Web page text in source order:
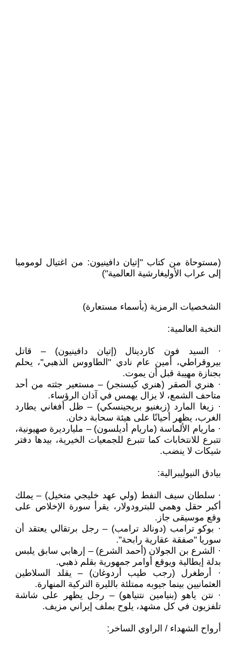
(مستوحاة من كتاب "إتيان دافينيون: من اغتيال لومومبا
إلى عراب الأوليغارشية العالمية")
الشخصيات الرمزية (بأسماء مستعارة)
النخبة العالمية:
· السيد فون كاردينال (إتيان دافينيون) – قاتل
بيروقراطي، أمين عام نادي "الطاووس الذهبي"، يحلم
بجنازة مهيبة قبل أن يموت.
· هنري الصقر (هنري كيسنجر) – مستعير جثته من أحد
متاحف الشمع، لا يزال يهمس في آذان الرؤساء.
· زيغا المارد (زبغنيو بريجينسكي) – ظل أفغاني يطارد
الغرب، يظهر أحيانًا على هيئة سحابة دخان.
· ماريام الألماسة (ماريام أديلسون) – مليارديرة صهيونية،
تتبرع للانتخابات كما تتبرع للجمعيات الخيرية، بيدها دفتر
شيكات لا ينضب.
بيادق النيوليبرالية:
· سلطان سيف النفط (ولي عهد خليجي متخيل) – يملك
أكبر حقل وهمي للبترودولار، يقرأ سورة الإخلاص على
وقع موسيقى جاز.
· بوكو ترامب (دونالد ترامب) – رجل برتقالي يعتقد أن
سوريا "صفقة عقارية رابحة".
· الشرع بن الجولان (أحمد الشرع) – إرهابي سابق يلبس
بدلة إيطالية ويوقع أوامر جمهورية بقلم ذهبي.
· أرطغرل (رجب طيب أردوغان) – يقلد السلاطين
العثمانيين بينما جيوبه ممتلئة بالليرة التركية المنهارة.
· نتن ياهو (بنيامين نتنياهو) – رجل يظهر على شاشة
تلفزيون في كل مشهد، يلوح بملف إيراني مزيف.
أرواح الشهداء / الراوي الساخر: